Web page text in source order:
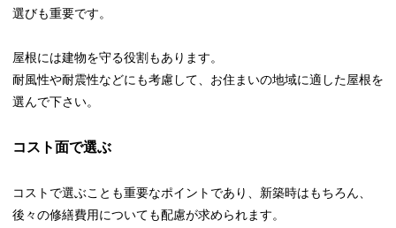
選びも重要です。
屋根には建物を守る役割もあります。
耐風性や耐震性などにも考慮して、お住まいの地域に適した屋根を
選んで下さい。
コスト面で選ぶ
コストで選ぶことも重要なポイントであり、新築時はもちろん、
後々の修繕費用についても配慮が求められます。